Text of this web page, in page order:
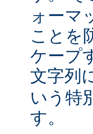
ォーマ
ことを
ケープ
文字列
いう特
す。